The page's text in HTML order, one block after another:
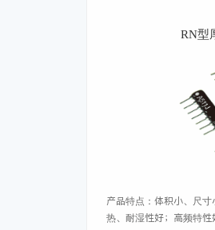
RN型
产品特点：体积小、尺
热、耐湿性好；高频特